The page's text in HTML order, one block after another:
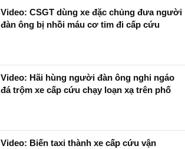
Video: CSGT dùng xe đặc chủng đưa người
đàn ông bị nhồi máu cơ tim đi cấp cứu
Video: Hãi hùng người đàn ông nghi ngáo
đá trộm xe cấp cứu chạy loạn xạ trên phố
Video: Biến taxi thành xe cấp cứu vận